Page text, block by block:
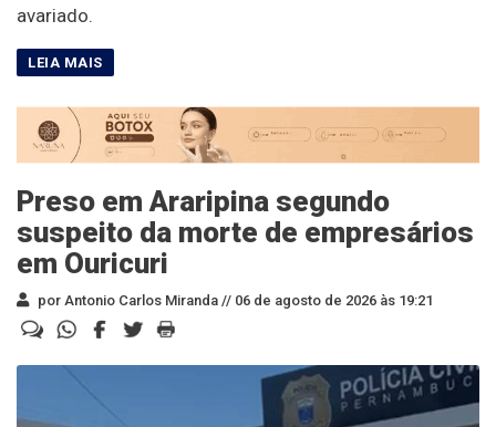
avariado.
Preso em Araripina segundo
suspeito da morte de empresários
em Ouricuri
por Antonio Carlos Miranda // 06 de agosto de 2026 às 19:21